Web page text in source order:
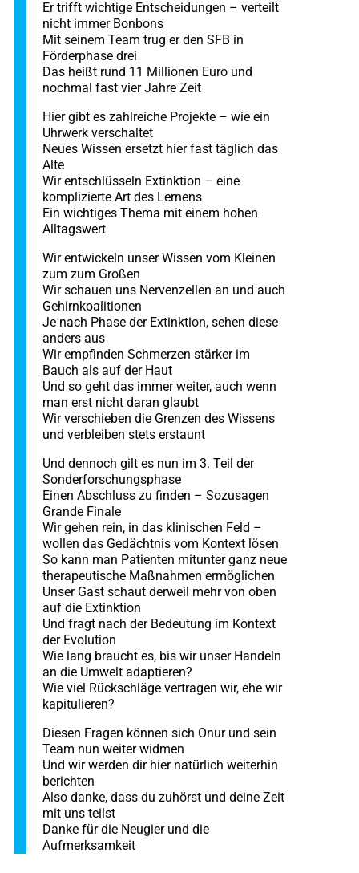
Er trifft wichtige Entscheidungen – verteilt
nicht immer Bonbons
Mit seinem Team trug er den SFB in
Förderphase drei
Das heißt rund 11 Millionen Euro und
nochmal fast vier Jahre Zeit
Hier gibt es zahlreiche Projekte – wie ein
Uhrwerk verschaltet
Neues Wissen ersetzt hier fast täglich das
Alte
Wir entschlüsseln Extinktion – eine
komplizierte Art des Lernens
Ein wichtiges Thema mit einem hohen
Alltagswert
Wir entwickeln unser Wissen vom Kleinen
zum zum Großen
Wir schauen uns Nervenzellen an und auch
Gehirnkoalitionen
Je nach Phase der Extinktion, sehen diese
anders aus
Wir empfinden Schmerzen stärker im
Bauch als auf der Haut
Und so geht das immer weiter, auch wenn
man erst nicht daran glaubt
Wir verschieben die Grenzen des Wissens
und verbleiben stets erstaunt
Und dennoch gilt es nun im 3. Teil der
Sonderforschungsphase
Einen Abschluss zu finden – Sozusagen
Grande Finale
Wir gehen rein, in das klinischen Feld –
wollen das Gedächtnis vom Kontext lösen
So kann man Patienten mitunter ganz neue
therapeutische Maßnahmen ermöglichen
Unser Gast schaut derweil mehr von oben
auf die Extinktion
Und fragt nach der Bedeutung im Kontext
der Evolution
Wie lang braucht es, bis wir unser Handeln
an die Umwelt adaptieren?
Wie viel Rückschläge vertragen wir, ehe wir
kapitulieren?
Diesen Fragen können sich Onur und sein
Team nun weiter widmen
Und wir werden dir hier natürlich weiterhin
berichten
Also danke, dass du zuhörst und deine Zeit
mit uns teilst
Danke für die Neugier und die
Aufmerksamkeit